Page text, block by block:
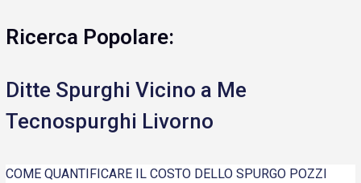
Ricerca Popolare:
Ditte Spurghi Vicino a Me
Tecnospurghi Livorno
COME QUANTIFICARE IL COSTO DELLO SPURGO POZZI